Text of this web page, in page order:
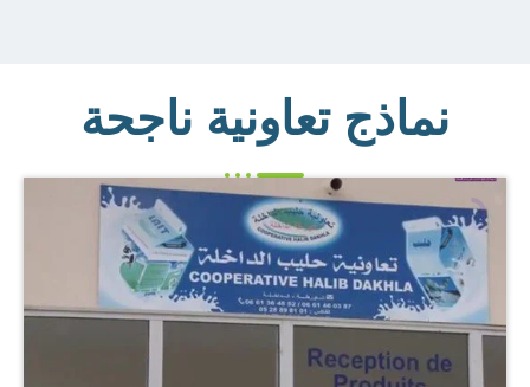
نماذج تعاونية ناجحة